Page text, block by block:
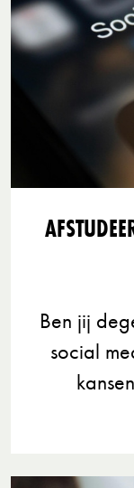
Ben jij
social